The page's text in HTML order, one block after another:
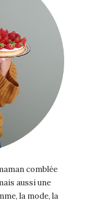
comblée
aussi une
la mode, la